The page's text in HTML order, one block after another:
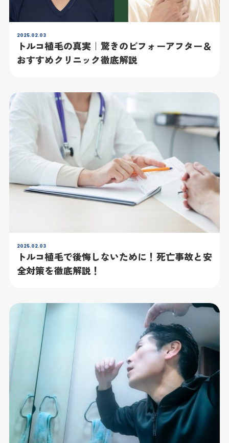
2025.02.03
トルコ植毛の真実｜驚きのビフォーアフター＆
おすすめクリニック徹底解説
2025.02.03
トルコ植毛で後悔しないために！死亡事故と安
全対策を徹底解説！